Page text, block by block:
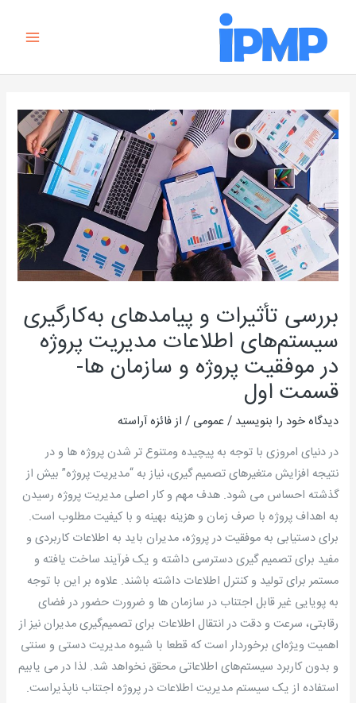
بررسی تأثیرات و پیامدهای به‌کارگیری
سیستم‌های اطلاعات مدیریت پروژه
در موفقیت پروژه و سازمان ها-
قسمت اول
دیدگاه‌ خود را بنویسید /عمومی / ازفائزه آراسته
در دنیای امروزی با توجه به پیچیده ومتنوع تر شدن پروژه ها و در
نتیجه افزایش متغیرهای تصمیم گیری، نیاز به “مدیریت پروژه” بیش از
گذشته احساس می شود. هدف مهم و کار اصلی مدیریت پروژه رسیدن
به اهداف پروژه با صرف زمان و هزینه بهینه و با کیفیت مطلوب است.
برای دستیابی به موفقیت در پروژه، مدیران باید به اطلاعات کاربردی و
مفید برای تصمیم گیری دسترسی داشته و یک فرآیند ساخت یافته و
مستمر برای تولید و کنترل اطلاعات داشته باشند. علاوه بر این با توجه
به پویایی غیر قابل اجتناب در سازمان ها و ضرورت حضور در فضای
رقابتی، سرعت و دقت در انتقال اطلاعات برای تصمیم‌گیری مدیران نیز از
اهمیت ویژه‌ای برخوردار است که قطعا با شیوه مدیریت دستی و سنتی
و بدون کاربرد سیستم‌های اطلاعاتی محقق نخواهد شد. لذا در می یابیم
استفاده از یک سیستم مدیریت اطلاعات در پروژه اجتناب ناپذیراست.
نوشته